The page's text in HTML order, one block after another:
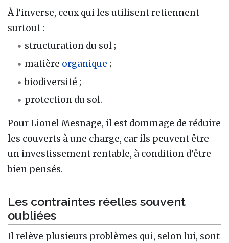
À l’inverse, ceux qui les utilisent retiennent
surtout :
structuration du sol ;
matière organique ;
biodiversité ;
protection du sol.
Pour Lionel Mesnage, il est dommage de réduire
les couverts à une charge, car ils peuvent être
un investissement rentable, à condition d’être
bien pensés.
Les contraintes réelles souvent
oubliées
Il relève plusieurs problèmes qui, selon lui, sont